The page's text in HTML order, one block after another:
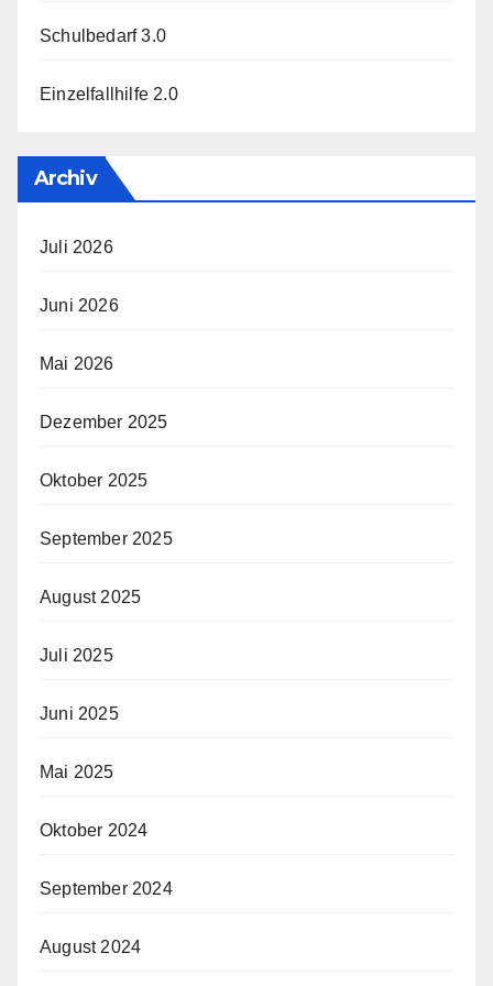
Schulbedarf 3.0
Einzelfallhilfe 2.0
Archiv
Juli 2026
Juni 2026
Mai 2026
Dezember 2025
Oktober 2025
September 2025
August 2025
Juli 2025
Juni 2025
Mai 2025
Oktober 2024
September 2024
August 2024